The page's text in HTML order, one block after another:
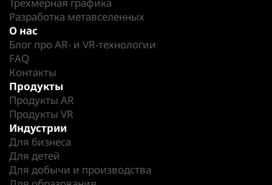
Разработка метавселенных
О нас
Блог про AR- и VR-технологии
FAQ
Контакты
Продукты
Продукты AR
Продукты VR
Индустрии
Для бизнеса
Для детей
Для добычи и производства